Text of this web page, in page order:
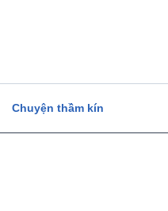
Chuyện thầm kín